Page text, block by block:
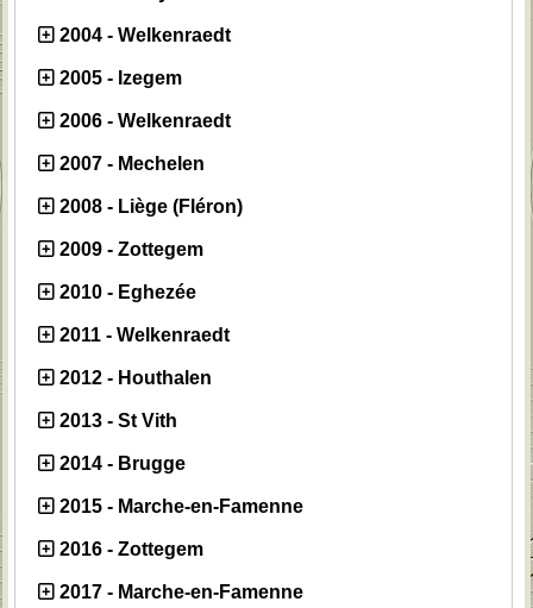
2004 - Welkenraedt
2005 - Izegem
2006 - Welkenraedt
2007 - Mechelen
2008 - Liège (Fléron)
2009 - Zottegem
2010 - Eghezée
2011 - Welkenraedt
2012 - Houthalen
2013 - St Vith
2014 - Brugge
2015 - Marche-en-Famenne
2016 - Zottegem
2017 - Marche-en-Famenne